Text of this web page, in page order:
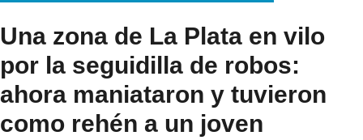
Una zona de La Plata en vilo
por la seguidilla de robos:
ahora maniataron y tuvieron
como rehén a un joven